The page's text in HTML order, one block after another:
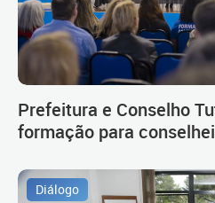
Prefeitura e Conselho
formação para
Diálogo